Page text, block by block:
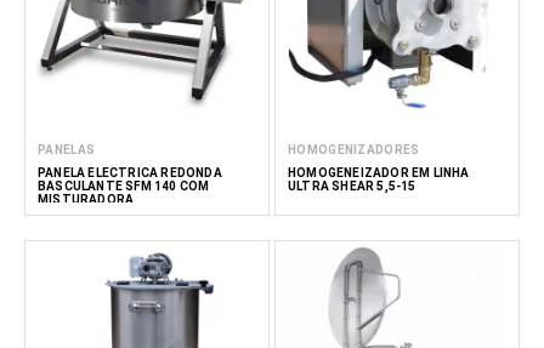
PANELAS
PANELA ELÉCTRICA REDONDA
BASCULANTE SFM 140 COM
MISTURADORA
HOMOGENIZADORES
HOMOGENEIZADOR EM LINHA
ULTRA SHEAR 5,5-15